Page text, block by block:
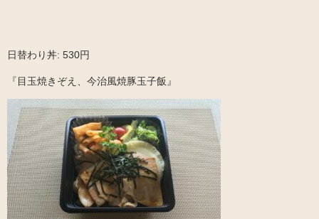
日替わり丼: 530円
『目玉焼きぞえ、今治風焼豚玉子飯』